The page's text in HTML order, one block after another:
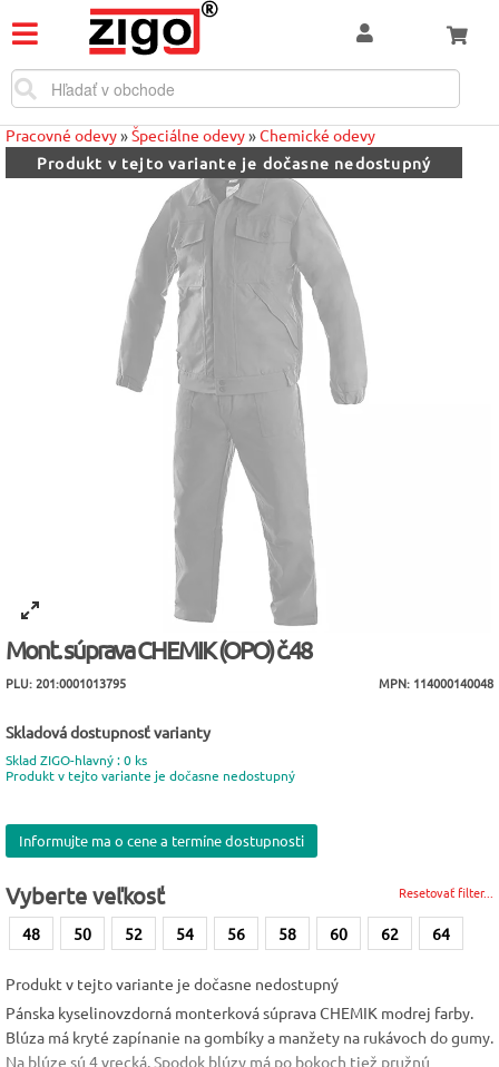
Pracovné odevy»Špeciálne odevy»Chemické odevy
Produkt v tejto variante je dočasne nedostupný
Mont. súprava CHEMIK (OPO) č.48
PLU: 201:0001013795 MPN: 114000140048
Skladová dostupnosť varianty
Sklad ZIGO-hlavný : 0 ks
Produkt v tejto variante je dočasne nedostupný
Informujte ma o cene a termíne dostupnosti
Resetovať filter...
Vyberte veľkosť
48 50 52 54 56 58 60 62 64
Produkt v tejto variante je dočasne nedostupný
Pánska kyselinovzdorná monterková súprava CHEMIK modrej farby.
Blúza má kryté zapínanie na gombíky a manžety na rukávoch do gumy.
Na blúze sú 4 vrecká. Spodok blúzy má po bokoch tiež pružnú